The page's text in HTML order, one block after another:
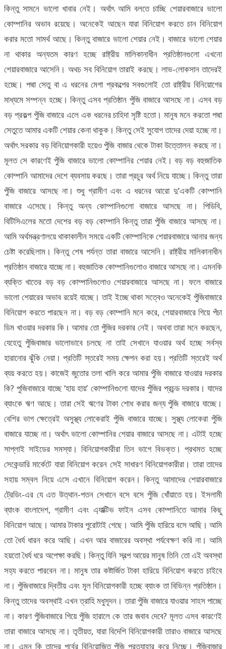
কিন্তু সামনে ভালো খাবার নেই। অর্থাৎ আমি বলতে চাচ্ছি শেয়ারবাজারে ভালো
কোম্পানির অভাব রয়েছে। অনেকেই আছেন যারা বিনিয়োগ করতে চান বিনিয়োগ
করার মতো সামর্থ আছে। কিন্তু বাজারে ভালো শেয়ার নেই। বাজারে ভালো শেয়ার
না থাকার অন্যতম কারণ হচ্ছে রাষ্ট্রীয় মালিকানাধীন প্রতিষ্ঠানগুলো এখনো
শেয়ারবাজারে আসেনি। অথচ সব বিনিয়োগ তারাই করছে। লাভ-লোকসান তাদেরই
হচ্ছে। পদ্মা সেতু বা এ ধরনের মেগা প্রকল্পের সবগুলোই তো রাষ্ট্রীয় বিনিয়োগের
মাধ্যমে সম্পন্ন হচ্ছে। কিন্তু এসব প্রতিষ্ঠান পুঁজি বাজারে আসছে না। এসব বড়
বড় প্রকল্প পুঁজি বাজারে এলে এক ধরনের চাহিদা সৃষ্টি হতো। মানুষ মনে করতো পদ্মা
সেতুতে আমার একটি শেয়ার কেনা থাকুক। কিন্তু সেই সুযোগ তাদের দেয়া হচ্ছে না।
অর্থাৎ সরকার বড় বিনিয়োগকারী হয়েও পুঁজি বাজার থেকে টাকা উত্তোলন করছে না।
মূলত সে কারণেই পুঁজি বাজারে ভালো কোম্পানির শেয়ার নেই। বড় বড় বহুজাতিক
কোম্পানি আমাদের দেশে ব্যবসায় করছে। তারা প্রচুর অর্থ নিয়ে যাচ্ছে। কিন্তু তারা
পুঁজি বাজারে আসছে না। শুধু গ্রামীণ এবং এ ধরনের আরো দু’একটি কোম্পানি
বাজারে এসেছে। কিন্তু অন্য কোম্পানিগুলো বাজারে আসছে না। পিডিবি,
বিটিসিএলের মতো দেশের বড় বড় কোম্পানি কিন্তু তারা পুঁজি বাজারে আসছে না।
আমি অর্থমন্ত্রণালয়ে থাকাকালীন সময়ে একটি কোম্পানিকে শেয়ারবাজারে আনার জন্য
চেষ্টা করেছিলাম। কিন্তু শেষ পর্যন্ত তারা বাজারে আসেনি। রাষ্ট্রীয় মালিকানাধীন
প্রতিষ্ঠান বাজারে যাচ্ছে না। বহুজাতিক কোম্পানিগুলোও বাজারে আসছে না। এমনকি
ব্যক্তি খাতের বড় বড় কোম্পানিগুলোও শেয়ারবাজারে আসছে না। ফলে বাজারে
ভালো শেয়ারের অভাব রয়েই যাচ্ছে। তাই ইচ্ছে থাকা সত্বেও অনেকেই পুঁজিবাজারে
বিনিয়োগ করতে পারছেন না। বড় বড় কোম্পানি মনে করে, শেয়ারবাজারে গিয়ে পঁচা
ডিম খাওয়ার দরকার কি। আমার তো পুঁজির দরকার নেই। অথবা তারা মনে করছেন,
যেহেতু পুঁজিবাজার ভালোভাবে চলছে না তাই সেখানে যাওয়ার অর্থ হচ্ছে সর্বস্ব
হারানোর ঝুঁকি নেয়া। প্রতিটি স্তরেই সময় ক্ষেপন করা হয়। প্রতিটি স্তরেই অর্থ
ব্যয় করতে হয়। কাজেই জুতোর তলা খালি করে আমার পুঁজি বাজারে যাওয়ার দরকার
কি? পুজিবাজারে যাচ্ছে ‘হায় হায়’ কোম্পানিগুলো যাদের পুঁজির প্রচন্ড দরকার। যাদের
ব্যাংকে ঋণ আছে। তারা সেই ঋণের টাকা শোধ করার জন্য পুঁজি বাজারে যাচ্ছে।
বেশির ভাগ ক্ষেত্রেই অসুস্থ্য লোকেরাই পুঁজি বাজারে যাচ্ছে। সুস্থ্য লোকেরা পুঁজি
বাজারে যাচ্ছে না। অর্থাৎ ভালো কোম্পানির শেয়ার বাজারে আসছে না। এটাই হচ্ছে
সাপ্লাই সাইডের সমস্যা। বিনিয়োগকারীরা তিন ভাগে বিভক্ত। প্রথমত হচ্ছে
সেকেন্ডারি মার্কেটে যারা বিনিয়োগ করেন সেই সাধারণ বিনিয়োগকারীরা। তারা তাদের
সহায় সম্বল নিয়ে এসে এখানে বিনিয়োগ করেন। কিন্তু আমাদের শেয়ারবাজারে
ট্রেডিং-এর যে এত উত্থান-পতন সেখানে বসে বসে পুঁজি খোঁয়াতে হয়। ইসলামী
ব্যাংক বাংলাদেশ, গ্রামীণ এবং এ্যাক্টিভ ফাইন এসব কোম্পানিতে আমার কিছু
বিনিয়োগ আছে। আমার টাকার পুরোটাই গেছে। আমি পুঁজি হারিয়ে বসে আছি। আমি
তো ধৈর্য ধারন করে আছি। এখন আর বাজারের অবস্থা পর্যবেক্ষণ করি না। আমি
হয়তো ধৈর্য ধরে অপেক্ষা করছি। কিন্তু যিনি স্বল্প আয়ের মানুষ তিনি তো এই অবস্থা
সহ্য করতে পারবেন না। মানুষ তার কষ্টার্জিত টাকা হারিয়ে বিনিয়োগ করতে চাইবে
না। পুঁজিবাজারে দ্বিতীয় এবং মূল বিনিয়োগকারী হচ্ছে ব্যাংক তা বিভিন্ন প্রতিষ্ঠান।
কিন্তু তাদের অবস্থাই এখন ত্রাহি মধুসূদন। তারা পুঁজি বাজারে যাওয়ার সাহস পাচ্ছে
না। কারণ পুঁজিবাজারে গিয়ে পুঁজি হারালে কে তার জবাব দেবে? মূলত এসব কারণেই
তারা বাজারে আসছে না। তৃতীয়ত, যারা বিদেশি বিনিয়োগকারী তারাও বাজারে আসছে
না। এমন কি তাদের পূর্বের বিনিয়োজিত পুঁজি প্রত্যাহার করে নিচ্ছে। পুঁজিবাজার